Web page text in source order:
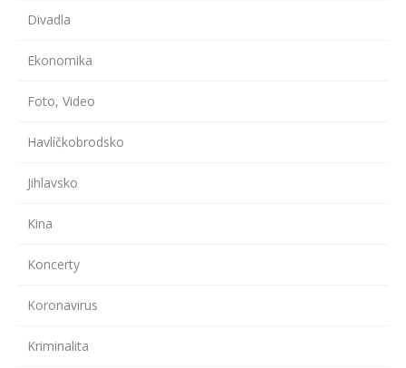
Divadla
Ekonomika
Foto, Video
Havlíčkobrodsko
Jihlavsko
Kina
Koncerty
Koronavirus
Kriminalita